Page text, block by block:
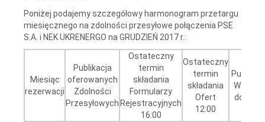
Poniżej podajemy szczegółowy harmonogram przetargu
miesięcznego na zdolności przesyłowe połączenia PSE
S.A. i NEK UKRENERGO na GRUDZIEŃ 2017 r.:
Miesiąc
rezerwacji
Publikacja
oferowanych
Zdolności
Przesyłowych
Ostateczny
termin
składania
Formularzy
Rejestracyjnych
16:00
Ostateczny
termin
składania
Ofert
12:00
do